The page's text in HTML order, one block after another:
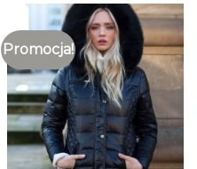
Promocja!